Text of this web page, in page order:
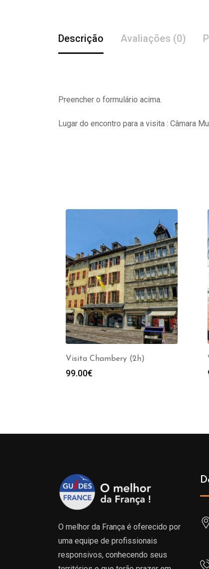
Descrição Avaliações (0)
Preencher o formulário acima.
Lugar do encontro para a visita : Câmara
Visita Chambery (2h)
99.00€
O melhor da França é oferecido por
uma equipe de profissionais
responsivos, conhecendo seus